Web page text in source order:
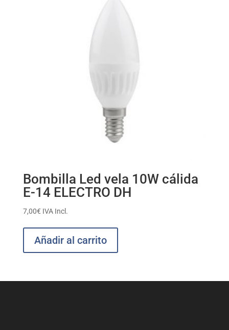
Bombilla Led vela 10W cálida
E-14 ELECTRO DH
7,00€ IVA Incl.
Añadir al carrito